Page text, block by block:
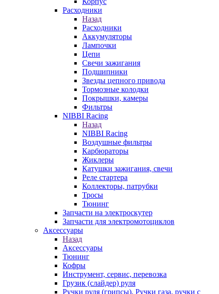
Расходники
Назад
Расходники
Аккумуляторы
Лампочки
Цепи
Свечи зажигания
Подшипники
Звезды цепного привода
Тормозные колодки
Покрышки, камеры
Фильтры
NIBBI Racing
Назад
NIBBI Racing
Воздушные фильтры
Карбюраторы
Жиклеры
Катушки зажигания, свечи
Реле стартера
Коллекторы, патрубки
Тросы
Тюнинг
Запчасти на электроскутер
Запчасти для электромотоциклов
Аксессуары
Назад
Аксессуары
Тюнинг
Кофры
Инструмент, сервис, перевозка
Грузик (слайдер) руля
Ручки руля (грипсы), Ручки газа, ручки с